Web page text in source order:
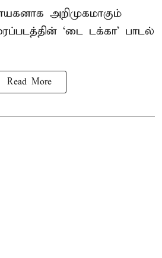
அறிமுகமாகும்
‘டை டக்கா’ பாடல்
Read More